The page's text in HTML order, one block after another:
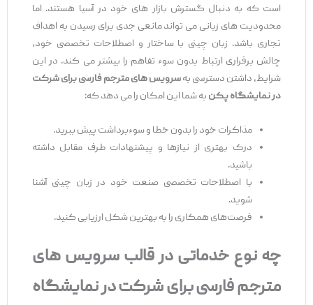
است که به دنبال گسترش بازار های خود در آسیا هستند. اما
محدودیت ‌های زبانی می ‌تواند مانعی جدی برای رسیدن به اهداف
تجاری باشد. زبان چینی با ساختار و اصطلاحات تخصصی خود،
چالش‌ برقراری ارتباط بدون سوء تفاهم را بیشتر می‌ کند. در این
شرایط، داشتن دسترسی بهسرویس ‌های مترجم فارسی برای شرکت
در نمایشگاه پکنبه شما این امکان را می ‌دهد که:
مذاکرات خود را بدون خطا و سوءبرداشت پیش ببرید.
درک بهتری از نیازها و پیشنهادات طرف مقابل داشته
باشید.
با اصطلاحات تخصصی صنعت خود در زبان چینی آشنا
شوید.
فرصت‌های همکاری را به بهترین شکل ارزیابی کنید.
چه نوع خدماتی در قالب سرویس ‌های
مترجم فارسی برای شرکت در نمایشگاه